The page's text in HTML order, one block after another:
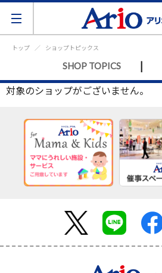
トップ ショップトピックス
SHOP TOPICS |
対象のショップがございません。